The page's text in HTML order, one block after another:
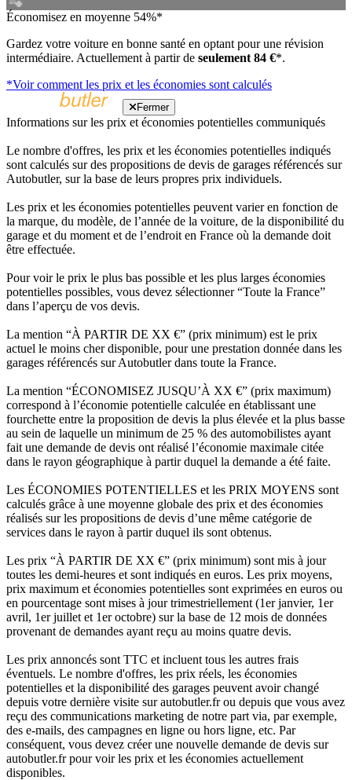
Économisez en moyenne 54%*
Gardez votre voiture en bonne santé en optant pour une révision
intermédiaire. Actuellement à partir de seulement 84 €*.
*Voir comment les prix et les économies sont calculés
Fermer
Informations sur les prix et économies potentielles communiqués
Le nombre d'offres, les prix et les économies potentielles indiqués
sont calculés sur des propositions de devis de garages référencés sur
Autobutler, sur la base de leurs propres prix individuels.
Les prix et les économies potentielles peuvent varier en fonction de
la marque, du modèle, de l’année de la voiture, de la disponibilité du
garage et du moment et de l’endroit en France où la demande doit
être effectuée.
Pour voir le prix le plus bas possible et les plus larges économies
potentielles possibles, vous devez sélectionner “Toute la France”
dans l’aperçu de vos devis.
La mention “À PARTIR DE XX €” (prix minimum) est le prix
actuel le moins cher disponible, pour une prestation donnée dans les
garages référencés sur Autobutler dans toute la France.
La mention “ÉCONOMISEZ JUSQU’À XX €” (prix maximum)
correspond à l’économie potentielle calculée en établissant une
fourchette entre la proposition de devis la plus élevée et la plus basse
au sein de laquelle un minimum de 25 % des automobilistes ayant
fait une demande de devis ont réalisé l’économie maximale citée
dans le rayon géographique à partir duquel la demande a été faite.
Les ÉCONOMIES POTENTIELLES et les PRIX MOYENS sont
calculés grâce à une moyenne globale des prix et des économies
réalisés sur les propositions de devis d’une même catégorie de
services dans le rayon à partir duquel ils sont obtenus.
Les prix “À PARTIR DE XX €” (prix minimum) sont mis à jour
toutes les demi-heures et sont indiqués en euros. Les prix moyens,
prix maximum et économies potentielles sont exprimées en euros ou
en pourcentage sont mises à jour trimestriellement (1er janvier, 1er
avril, 1er juillet et 1er octobre) sur la base de 12 mois de données
provenant de demandes ayant reçu au moins quatre devis.
Les prix annoncés sont TTC et incluent tous les autres frais
éventuels. Le nombre d'offres, les prix réels, les économies
potentielles et la disponibilité des garages peuvent avoir changé
depuis votre dernière visite sur autobutler.fr ou depuis que vous avez
reçu des communications marketing de notre part via, par exemple,
des e-mails, des campagnes en ligne ou hors ligne, etc. Par
conséquent, vous devez créer une nouvelle demande de devis sur
autobutler.fr pour voir les prix et les économies actuellement
disponibles.